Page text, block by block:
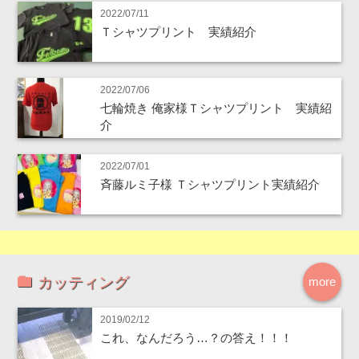
2022/07/11
Ｔシャツプリント 実績紹介
2022/07/06
七輪焼き 俺家様Ｔシャツプリント 実績紹
介
2022/07/01
斉藤ルミ子様 Ｔシャツプリント実績紹介
more
カッティング
2019/02/12
これ、なんだろう…？の答え！！！